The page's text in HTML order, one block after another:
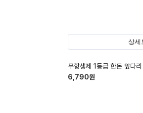
상세
무항생제 1등급 한돈 앞다
6,790원